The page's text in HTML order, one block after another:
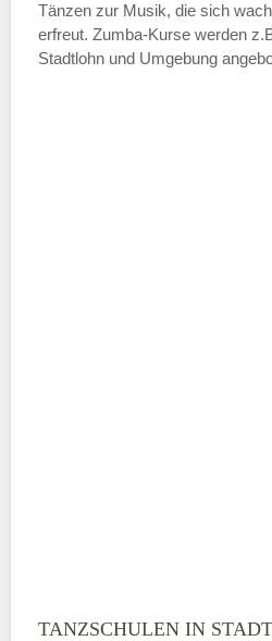
Tänzen zur Musik, die sich
erfreut. Zumba-Kurse werden
Stadtlohn und Umgebung
TANZSCHULEN IN